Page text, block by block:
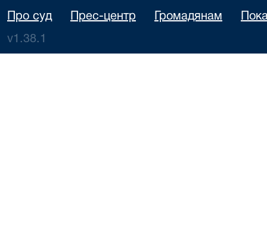
Про суд Прес-центр Громадянам
v1.38.1